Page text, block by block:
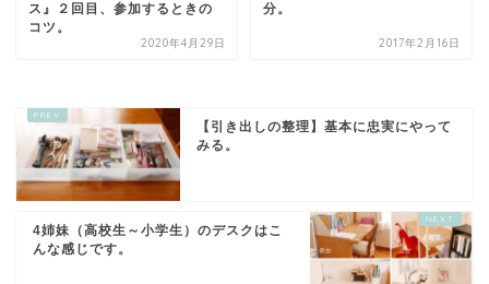
ス』２回目、参加するときの
コツ。
2020年4月29日
分。
2017年2月16日
【引き出しの整理】基本に忠実にやって
みる。
4姉妹（高校生～小学生）のデスクはこ
んな感じです。